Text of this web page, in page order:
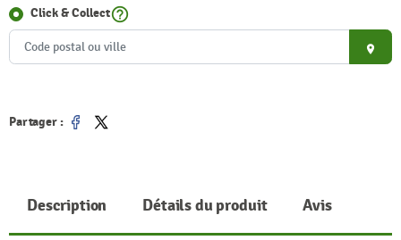
Click & Collecthelp_outline
place
Partager :
Partager
Tweet
Description Détails du produit Avis